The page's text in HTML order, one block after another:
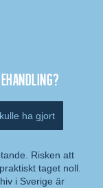
ha gjort
Risken att
taget noll.
i Sverige är